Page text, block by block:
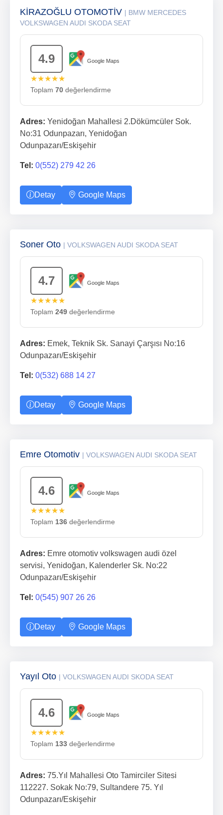
KİRAZOĞLU OTOMOTİV | BMW MERCEDES
VOLKSWAGEN AUDI SKODA SEAT
4.9 Google Maps
★★★★★
Toplam 70 değerlendirme
Adres: Yenidoğan Mahallesi 2.Dökümcüler Sok.
No:31 Odunpazarı, Yenidoğan
Odunpazarı/Eskişehir
Tel: 0(552) 279 42 26
Detay Google Maps
Soner Oto | VOLKSWAGEN AUDI SKODA SEAT
4.7 Google Maps
★★★★★
Toplam 249 değerlendirme
Adres: Emek, Teknik Sk. Sanayi Çarşısı No:16
Odunpazarı/Eskişehir
Tel: 0(532) 688 14 27
Detay Google Maps
Emre Otomotiv | VOLKSWAGEN AUDI SKODA SEAT
4.6 Google Maps
★★★★★
Toplam 136 değerlendirme
Adres: Emre otomotiv volkswagen audi özel
servisi, Yenidoğan, Kalenderler Sk. No:22
Odunpazarı/Eskişehir
Tel: 0(545) 907 26 26
Detay Google Maps
Yayıl Oto | VOLKSWAGEN AUDI SKODA SEAT
4.6 Google Maps
★★★★★
Toplam 133 değerlendirme
Adres: 75.Yıl Mahallesi Oto Tamirciler Sitesi
112227. Sokak No:79, Sultandere 75. Yıl
Odunpazarı/Eskişehir